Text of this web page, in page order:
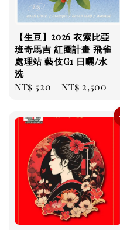
【生豆】2026 衣索比亞
班奇馬吉 紅圈計畫 飛雀
處理站 藝伎G1 日曬/水
洗
Regular
NT$ 520 -NT$ 2,500